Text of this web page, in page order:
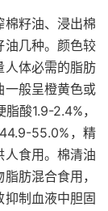
棉籽油、浸出棉
油几种。颜色较
人体必需的脂肪
一般呈橙黄色或
酸1.9-2.4%，
55.0%，精
食用。棉清油
肪混合食用，
制血液中胆固